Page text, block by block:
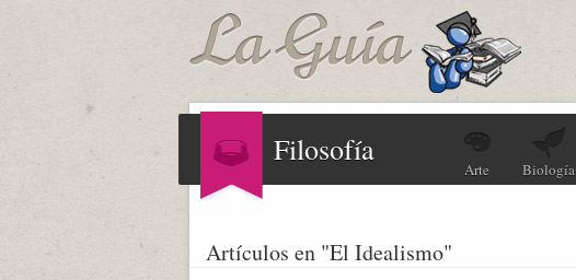
Filosofía
Arte Biología
Artículos en "El Idealismo"